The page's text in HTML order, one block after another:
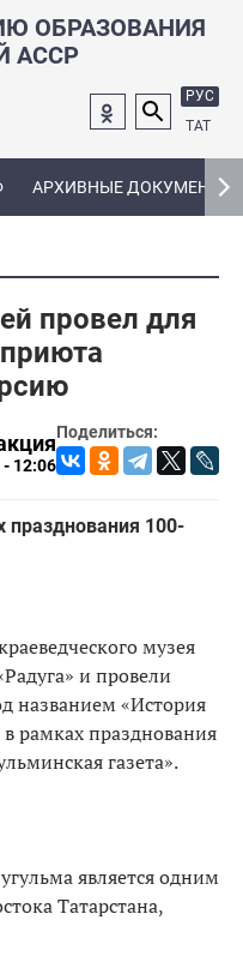
ОБРАЗОВАНИЯ
АССР
РУС
ТАТ
АРХИВНЫЕ ДОКУМЕНТЫ
провел для
Поделиться:
12:06
празднования 100-
музея
и провели
названием «История
рамках празднования
газета».
является одним
Татарстана,